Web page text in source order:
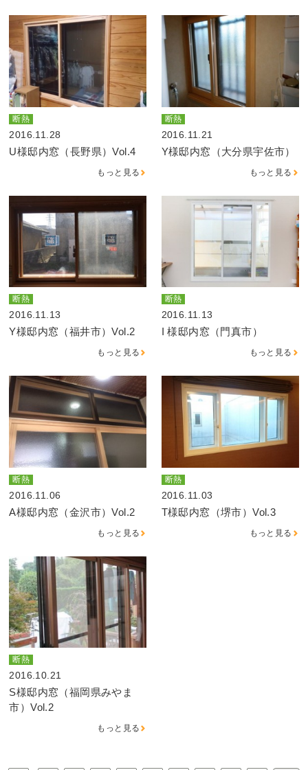
断熱
2016.11.28
U様邸内窓（長野県）Vol.4
もっと見る
断熱
2016.11.21
Y様邸内窓（大分県宇佐市）
もっと見る
断熱
2016.11.13
Y様邸内窓（福井市）Vol.2
もっと見る
断熱
2016.11.13
I 様邸内窓（門真市）
もっと見る
断熱
2016.11.06
A様邸内窓（金沢市）Vol.2
もっと見る
断熱
2016.11.03
T様邸内窓（堺市）Vol.3
もっと見る
断熱
2016.10.21
S様邸内窓（福岡県みやま
市）Vol.2
もっと見る